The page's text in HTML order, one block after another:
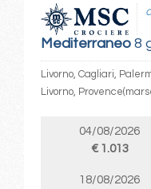
Mediterraneo8
Livorno, Cagliari,
Livorno,
04/08/2026
€ 1.013
18/08/2026